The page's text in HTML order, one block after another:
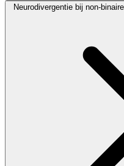
Neurodivergentie bij non-